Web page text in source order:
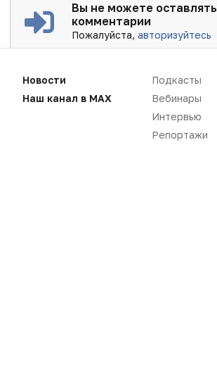
Вы не можете оставлять
комментарии
Пожалуйста,авторизуйтесь
Новости
Наш канал в MAX
Подкасты
Вебинары
Интервью
Репортажи